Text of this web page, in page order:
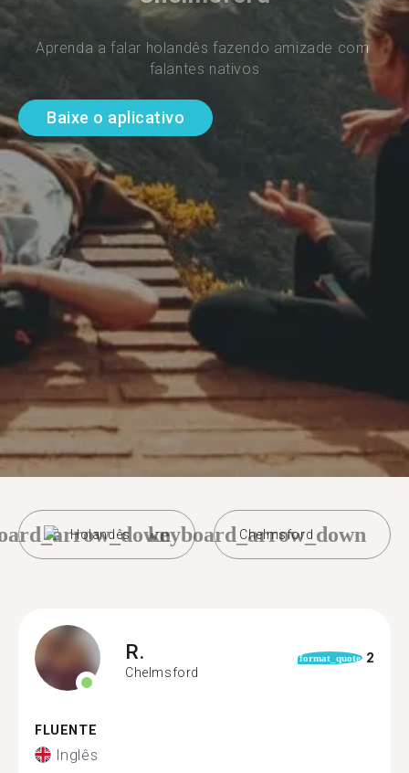
Aprenda a falar holandês fazendo amizade com
falantes nativos
Baixe o aplicativo
Holandês Chelmsford
keyboard_arrow_down
R.
Chelmsford
format_quote 2
FLUENTE
Inglês